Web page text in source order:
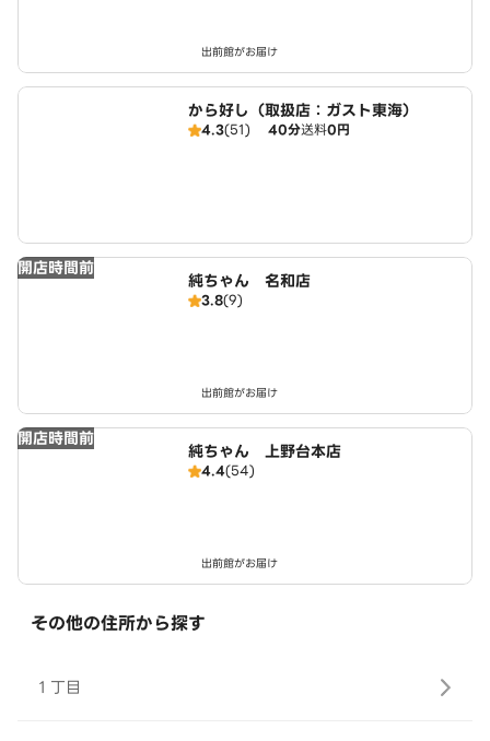
出前館がお届け
から好し（取扱店：ガスト東海）
4.3(51) 40分送料0円
開店時間前
純ちゃん 名和店
3.8(9)
出前館がお届け
開店時間前
純ちゃん 上野台本店
4.4(54)
出前館がお届け
その他の住所から探す
１丁目